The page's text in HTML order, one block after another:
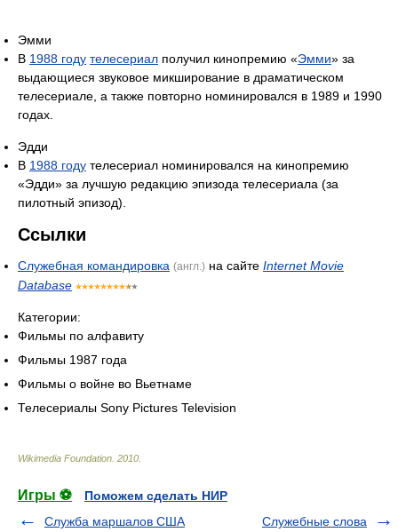
Эмми
В 1988 году телесериал получил кинопремию «Эмми» за
выдающиеся звуковое микширование в драматическом
телесериале, а также повторно номинировался в 1989 и 1990
годах.
Эдди
В 1988 году телесериал номинировался на кинопремию
«Эдди» за лучшую редакцию эпизода телесериала (за
пилотный эпизод).
Ссылки
Служебная командировка (англ.) на сайте Internet Movie
Database
Категории:
Фильмы по алфавиту
Фильмы 1987 года
Фильмы о войне во Вьетнаме
Телесериалы Sony Pictures Television
Wikimedia Foundation 2010
Игры ⚽
Поможем сделать НИР
Служба маршалов США
Служебные слова